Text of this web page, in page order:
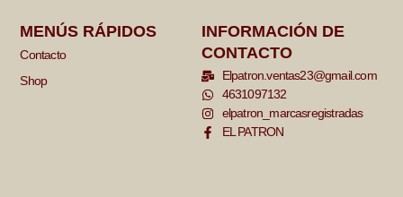
MENÚS RÁPIDOS
Contacto
Shop
INFORMACIÓN DE
CONTACTO
Elpatron.ventas23@gmail.com
4631097132
elpatron_marcasregistradas
EL PATRON